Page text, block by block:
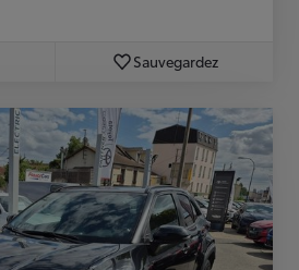
Sauvegardez